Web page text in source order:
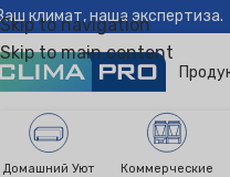
Skip to navigation
Skip to main content
климат, наша экспертиза.
Домашний Уют
Коммерческие